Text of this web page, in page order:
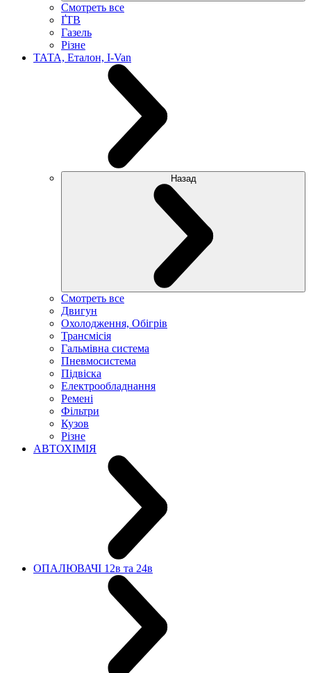
Смотреть все
ҐТВ
Газель
Різне
ТАТА, Еталон, I-Van
Назад
Смотреть все
Двигун
Охолодження, Обігрів
Трансмісія
Гальмівна система
Пневмосистема
Підвіска
Електрообладнання
Ремені
Фільтри
Кузов
Різне
АВТОХІМІЯ
ОПАЛЮВАЧІ 12в та 24в